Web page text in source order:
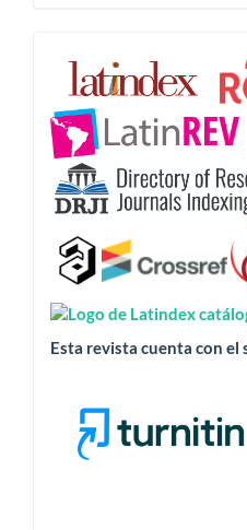
Esta
revista
está
indizada
en:
Esta revista cuenta con el